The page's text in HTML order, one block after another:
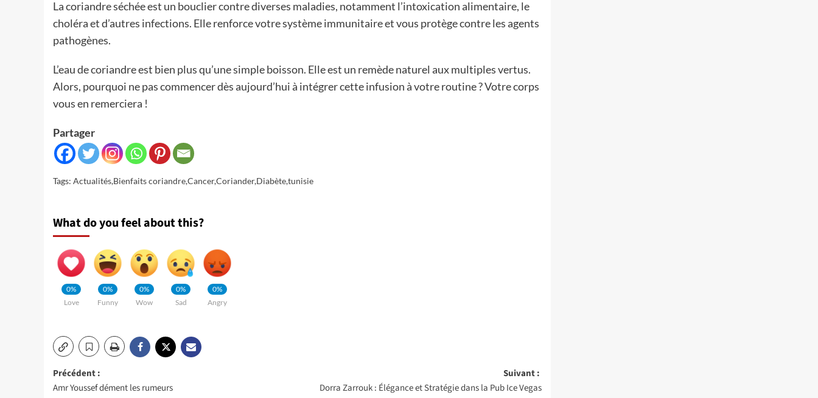
La coriandre séchée est un bouclier contre diverses maladies, notamment l’intoxication alimentaire, le
choléra et d’autres infections. Elle renforce votre système immunitaire et vous protège contre les agents
pathogènes.
L’eau de coriandre est bien plus qu’une simple boisson. Elle est un remède naturel aux multiples vertus.
Alors, pourquoi ne pas commencer dès aujourd’hui à intégrer cette infusion à votre routine ? Votre corps
vous en remerciera !
Partager
Tags: Actualités,Bienfaits coriandre,Cancer,Coriander,Diabète,tunisie
What do you feel about this?
0%
Love
0%
Funny
0%
Wow
0%
Sad
0%
Angry
Navigation
Précédent :
Amr Youssef dément les rumeurs
Suivant :
Dorra Zarrouk : Élégance et Stratégie dans la Pub Ice Vegas